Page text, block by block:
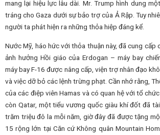
mang lại hiệu lực lâu dài. Mr. Trump hình dung
tráng cho Gaza dưới sự bảo trợ của Ả Rập. Tuy
người ta phát hiện ra những thỏa hiệp đáng kể.
Nước Mỹ, háo hức với thỏa thuận này, đã cung cấp
ảnh hưởng Hồi giáo của Erdogan – máy bay
máy bay F-16 được nâng cấp, viện trợ nhân đạo
và việc dỡ bỏ các lệnh trừng phạt. Cần nhớ rằng,
của các điệp viên Hamas và có quan hệ với tổ
còn Qatar, một tiểu vương quốc giàu khí đốt đã
trăm triệu đô la mỗi năm, giờ đây đã được tặng
15 rộng lớn tại Căn cứ Không quân Mountain